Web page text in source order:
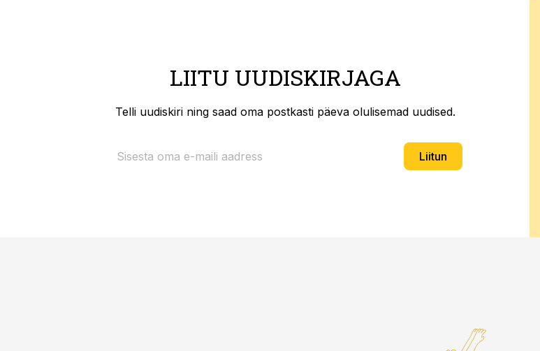
LIITU UUDISKIRJAGA
Telli uudiskiri ning saad oma postkasti päeva olulisemad uudised.
Liitun